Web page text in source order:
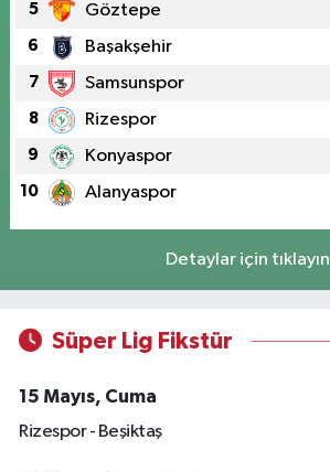
5 Göztepe
6 Başakşehir
7 Samsunspor
8 Rizespor
9 Konyaspor
10 Alanyaspor
Detaylar için tıklayın
Süper Lig Fikstür
15 Mayıs, Cuma
Rizespor - Beşiktaş